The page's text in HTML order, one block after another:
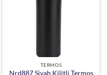
TERMOS
Nrd887 Siyah Kilitli Termos